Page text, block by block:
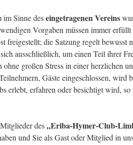
im Sinne deseingetragenen Vereins
Vorgaben müssen immer
freigestellt; die Satzung regelt bewusst
ausschließlich, um einen Teil ihrer
großen Stress in einer herzlichen
Gäste eingeschlossen, wird
erlebt, erfahren oder besichtigt wird,
des„Eriba-Hymer-Club-
und Sie als Gast oder Mitglied in